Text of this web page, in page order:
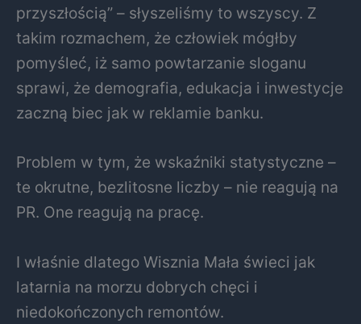
przyszłością” – słyszeliśmy to wszyscy. Z
takim rozmachem, że człowiek mógłby
pomyśleć, iż samo powtarzanie sloganu
sprawi, że demografia, edukacja i inwestycje
zaczną biec jak w reklamie banku.
Problem w tym, że wskaźniki statystyczne –
te okrutne, bezlitosne liczby – nie reagują na
PR. One reagują na pracę.
I właśnie dlatego Wisznia Mała świeci jak
latarnia na morzu dobrych chęci i
niedokończonych remontów.